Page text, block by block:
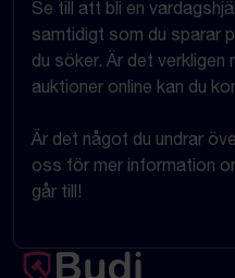
Se till att bli en
samtidigt som du sparar
du söker. Är det
auktioner online kan du
Är det något du undrar
oss för mer information
går till!